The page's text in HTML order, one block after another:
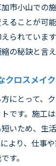
ロスメイクを
イク自分での
小山における
山でクロスメ
イク施工で地
市小山での
ることが可
られていま
の秘訣と言え
クロスメイ
にとって、
です。施工
いため、生
より、仕事
す。